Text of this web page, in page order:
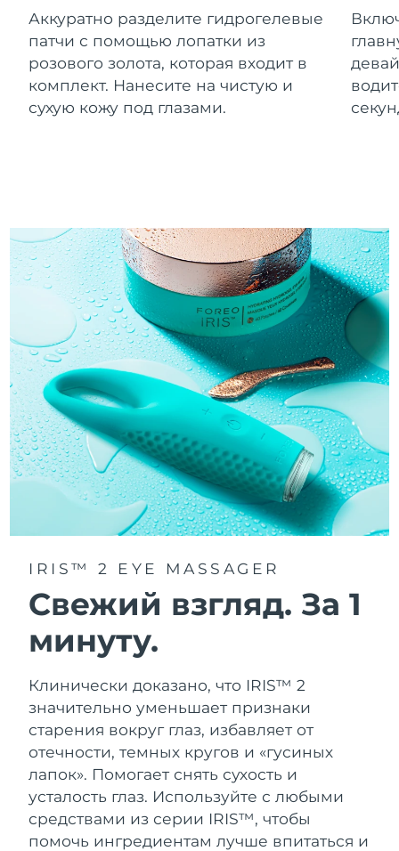
Аккуратно разделите гидрогелевые
патчи с помощью лопатки из
розового золота, которая входит в
комплект. Нанесите на чистую и
сухую кожу под глазами.
IRIS™ 2 EYE MASSAGER
Свежий взгляд. За 1
минуту.
Клинически доказано, что IRIS™ 2
значительно уменьшает признаки
старения вокруг глаз, избавляет от
отечности, темных кругов и «гусиных
лапок». Помогает снять сухость и
усталость глаз. Используйте с любыми
средствами из серии IRIS™, чтобы
помочь ингредиентам лучше впитаться и
Ожидаемая дата доставки
8/10/26
Южно-Африканская
Республика
Ожидаемая дата доставки
8/10/26
Швеция
Ожидаемая дата доставки
8/10/26
Швейцария
Ожидаемая дата доставки
8/10/26
Тайвань
Ожидаемая дата доставки
8/15/26
Таиланд
Ожидаемая дата доставки
8/14/26
Турция
Ожидаемая дата доставки
8/11/26
ОАЭ
Ожидаемая дата доставки
Великобритания
8/10/26
Соединенные
Узбекистан
Ожидаемая дата доставки
Вьетнам
Ожидаемая дата доставки